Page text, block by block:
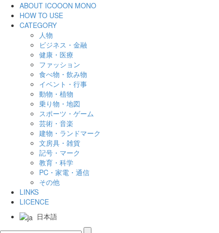
ABOUT ICOOON MONO
HOW TO USE
CATEGORY
人物
ビジネス・金融
健康・医療
ファッション
食べ物・飲み物
イベント・行事
動物・植物
乗り物・地図
スポーツ・ゲーム
芸術・音楽
建物・ランドマーク
文房具・雑貨
記号・マーク
教育・科学
PC・家電・通信
その他
LINKS
LICENCE
日本語